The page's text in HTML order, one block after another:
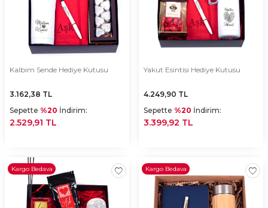
Kalbim Sende Hediye Kutusu
3.162,38 TL
Sepette %20 İndirim:
2.529,91 TL
Yakut Esintisi Hediye Kutusu
4.249,90 TL
Sepette %20 İndirim:
3.399,92 TL
Kargo Bedava Kargo Bedava